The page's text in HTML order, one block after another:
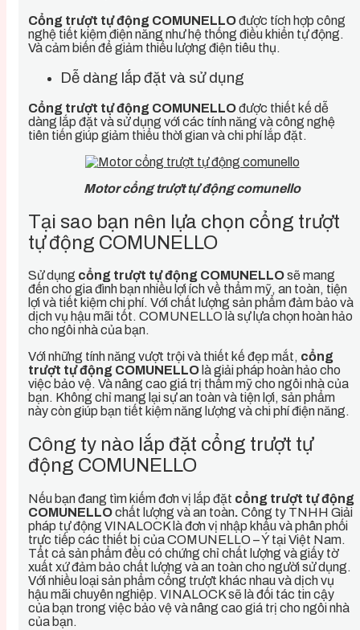
Cổng trượt tự động COMUNELLOđược tích hợp công
nghệ tiết kiệm điện năng như hệ thống điều khiển tự động.
Và cảm biến để giảm thiểu lượng điện tiêu thụ.
Dễ dàng lắp đặt và sử dụng
Cổng trượt tự động COMUNELLOđược thiết kế dễ
dàng lắp đặt và sử dụng với các tính năng và công nghệ
tiên tiến giúp giảm thiểu thời gian và chi phí lắp đặt.
Motor cổng trượt tự động comunello
Tại sao bạn nên lựa chọn cổng trượt
tự động COMUNELLO
Sử dụng cổng trượt tự động COMUNELLOsẽ mang
đến cho gia đình bạn nhiều lợi ích về thẩm mỹ, an toàn, tiện
lợi và tiết kiệm chi phí. Với chất lượng sản phẩm đảm bảo và
dịch vụ hậu mãi tốt. COMUNELLO là sự lựa chọn hoàn hảo
cho ngôi nhà của bạn.
Với những tính năng vượt trội và thiết kế đẹp mắt, cổng
trượt tự động COMUNELLO là giải pháp hoàn hảo cho
việc bảo vệ. Và nâng cao giá trị thẩm mỹ cho ngôi nhà của
bạn. Không chỉ mang lại sự an toàn và tiện lợi, sản phẩm
này còn giúp bạn tiết kiệm năng lượng và chi phí điện năng.
Công ty nào lắp đặt cổng trượt tự
động COMUNELLO
Nếu bạn đang tìm kiếm đơn vị lắp đặt cổng trượt tự động
COMUNELLOchất lượng và an toàn. Công ty TNHH Giải
pháp tự động VINALOCK là đơn vị nhập khẩu và phân phối
trực tiếp các thiết bị của COMUNELLO – Ý tại Việt Nam.
Tất cả sản phẩm đều có chứng chỉ chất lượng và giấy tờ
xuất xứ đảm bảo chất lượng và an toàn cho người sử dụng.
Với nhiều loại sản phẩm cổng trượt khác nhau và dịch vụ
hậu mãi chuyên nghiệp. VINALOCK sẽ là đối tác tin cậy
của bạn trong việc bảo vệ và nâng cao giá trị cho ngôi nhà
của bạn.